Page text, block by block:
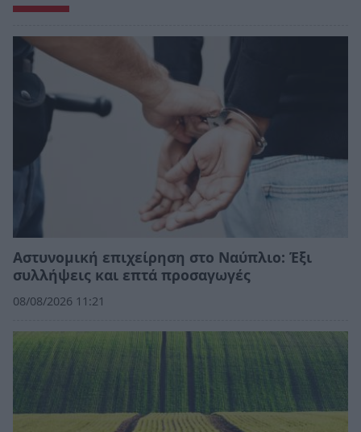
Αστυνομική επιχείρηση στο Ναύπλιο: Έξι
συλλήψεις και επτά προσαγωγές
08/08/2026 11:21